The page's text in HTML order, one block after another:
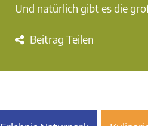
Und natürlich gibt es die
Beitrag Teilen